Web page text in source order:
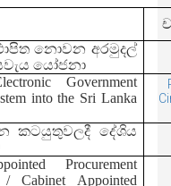
නොවන අරමුදල්
යෝජනා
Government
into the Sri Lanka
කටයුතුවලදී දේශිය
Procurement
/ Cabinet Appointed